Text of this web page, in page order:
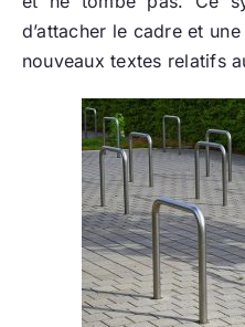
d’attacher le cadre et
nouveaux textes relatifs